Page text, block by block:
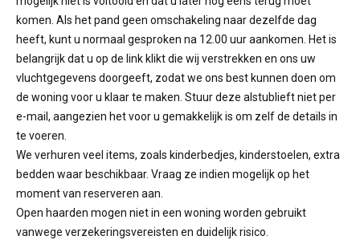
komen. Als het pand geen omschakeling naar dezelfde dag
heeft, kunt u normaal gesproken na 12.00 uur aankomen. Het is
belangrijk dat u op de link klikt die wij verstrekken en ons uw
vluchtgegevens doorgeeft, zodat we ons best kunnen doen om
de woning voor u klaar te maken. Stuur deze alstublieft niet per
e-mail, aangezien het voor u gemakkelijk is om zelf de details in
te voeren.
We verhuren veel items, zoals kinderbedjes, kinderstoelen, extra
bedden waar beschikbaar. Vraag ze indien mogelijk op het
moment van reserveren aan.
Open haarden mogen niet in een woning worden gebruikt
vanwege verzekeringsvereisten en duidelijk risico.